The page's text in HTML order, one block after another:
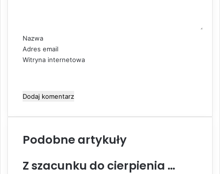
z
*
Nazwa
Adres email
Witryna internetowa
Podobne artykuły
Z szacunku do cierpienia …